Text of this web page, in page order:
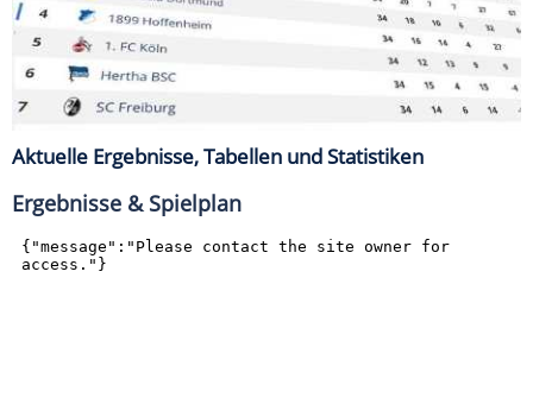
Aktuelle Ergebnisse, Tabellen und Statistiken
Ergebnisse & Spielplan